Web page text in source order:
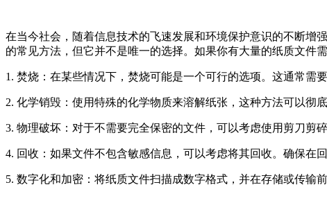
在当今社会，随着信息技术的飞速发展和环境保护意识的不断增
的常见方法，但它并不是唯一的选择。如果你有大量的纸质文件
1. 焚烧：在某些情况下，焚烧可能是一个可行的选项。这通常需
2. 化学销毁：使用特殊的化学物质来溶解纸张，这种方法可以彻
3. 物理破坏：对于不需要完全保密的文件，可以考虑使用剪刀剪
4. 回收：如果文件不包含敏感信息，可以考虑将其回收。确保在
5. 数字化和加密：将纸质文件扫描成数字格式，并在存储或传输